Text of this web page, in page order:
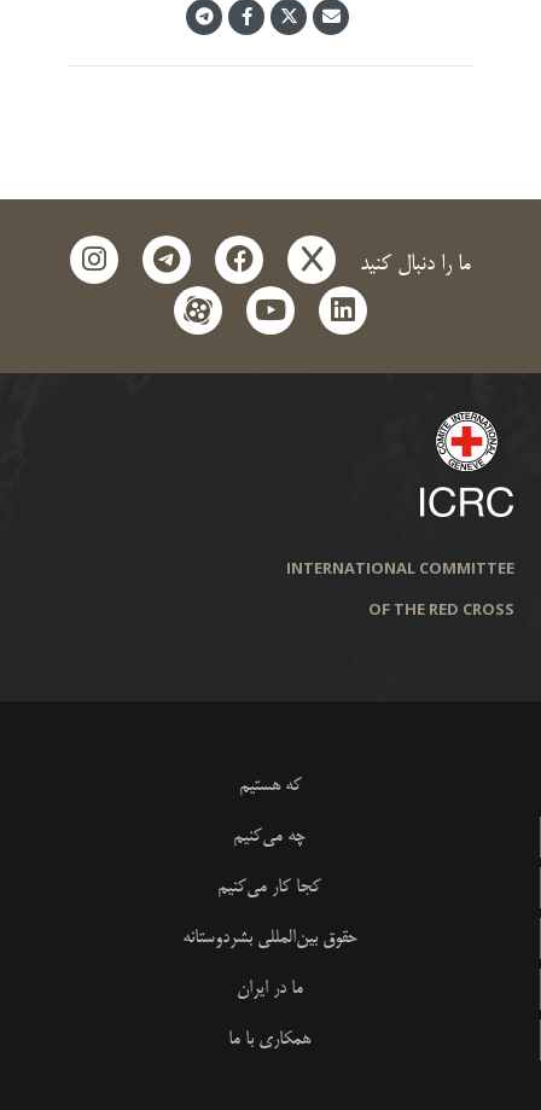
ما را دنبال کنید x
facebook
telegram
instagram
linkedin
youtube
aparat
INTERNATIONAL COMMITTEE
OF THE RED CROSS
که هستیم
چه می‌کنیم
کجا کار می‌کنیم
حقوق بین‌المللی بشردوستانه
ما در ایران
همکاری با ما